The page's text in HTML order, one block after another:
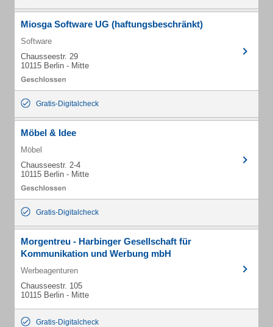
Miosga Software UG (haftungsbeschränkt)
Software
Chausseestr. 29
10115 Berlin - Mitte
Gratis-Digitalcheck
Möbel & Idee
Möbel
Chausseestr. 2-4
10115 Berlin - Mitte
Gratis-Digitalcheck
Morgentreu - Harbinger Gesellschaft für
Kommunikation und Werbung mbH
Werbeagenturen
Chausseestr. 105
10115 Berlin - Mitte
Gratis-Digitalcheck